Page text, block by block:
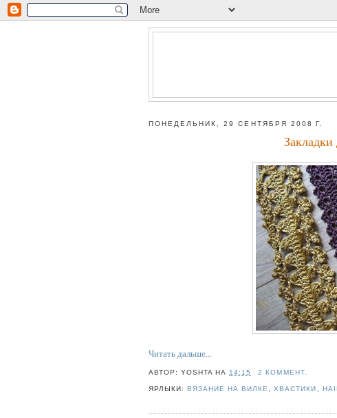
ПОНЕДЕЛЬНИК, 29 СЕНТЯБРЯ 2008 Г.
Читать дальше...
АВТОР:YOSHTA НА 14:15 2 КОММЕНТ.
ЯРЛЫКИ:ВЯЗАНИЕ НА ВИЛКЕ ,ХВАСТИКИ